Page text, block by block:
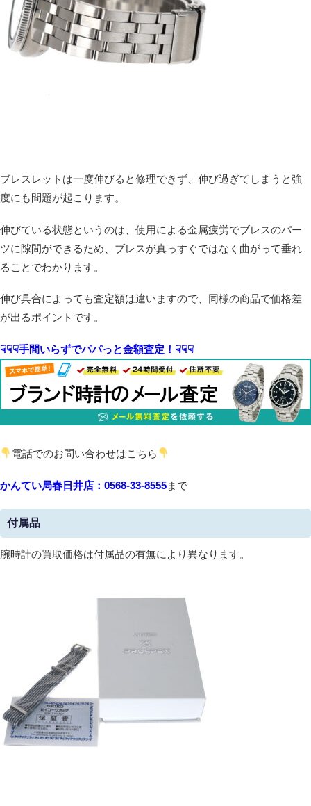
ブレスレットは一度伸びると修理できず、伸び過ぎてしまうと強
度にも問題が起こります。
伸びている状態というのは、使用による金属疲労でブレスのパー
ツに隙間ができるため、ブレスが真っすぐではなく曲がって垂れ
ることでわかります。
伸び具合によっても査定額は違いますので、同様の商品で価格差
が出るポイントです。
☟☟☟手間いらずでパパっと金額査定！☟☟☟
電話でのお問い合わせはこちら
かんてい局春日井店：0568-33-8555まで
付属品
腕時計の買取価格は付属品の有無により異なります。